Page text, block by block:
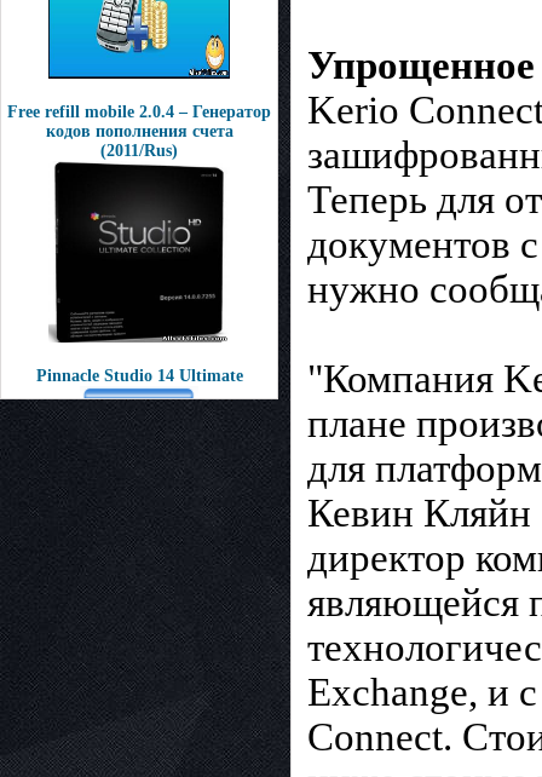
Free refill mobile 2.0.4 – Генератор
кодов пополнения счета
(2011/Rus)
Pinnacle Studio 14 Ultimate
Kerio
Теперь для
документов
нужно
"Компания
плане
для
Кевин Кляйн
директор
являющейся
Exchange, и
Connect.